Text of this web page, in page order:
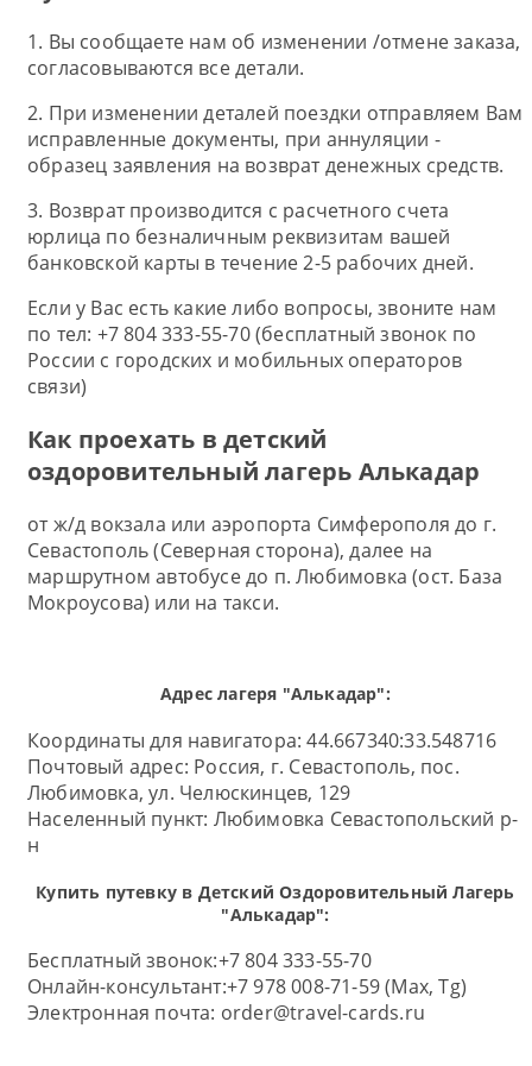
1. Вы сообщаете нам об изменении /отмене заказа,
согласовываются все детали.
2. При изменении деталей поездки отправляем Вам
исправленные документы, при аннуляции -
образец заявления на возврат денежных средств.
3. Возврат производится с расчетного счета
юрлица по безналичным реквизитам вашей
банковской карты в течение 2-5 рабочих дней.
Если у Вас есть какие либо вопросы, звоните нам
по тел: +7 804 333-55-70 (бесплатный звонок по
России с городских и мобильных операторов
связи)
Как проехать в детский
оздоровительный лагерь Алькадар
от ж/д вокзала или аэропорта Симферополя до г.
Севастополь (Северная сторона), далее на
маршрутном автобусе до п. Любимовка (ост. База
Мокроусова) или на такси.
Адрес лагеря "Алькадар":
Координаты для навигатора: 44.667340:33.548716
Почтовый адрес: Россия, г. Севастополь, пос.
Любимовка, ул. Челюскинцев, 129
Населенный пункт: Любимовка Севастопольский р-
н
Купить путевку в Детский Оздоровительный Лагерь
"Алькадар":
Бесплатный звонок:+7 804 333-55-70
Онлайн-консультант:+7 978 008-71-59 (Max, Tg)
Электронная почта: order@travel-cards.ru